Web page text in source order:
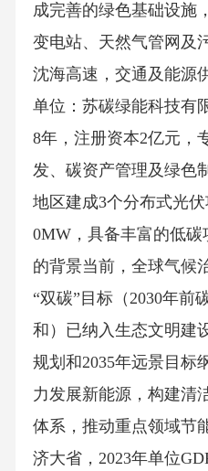
成完善的绿色基础设施
变电站、天然气管网及
沈海高速，交通及能源
单位：苏碳绿能科技有
8年，注册资本2亿元，
发、碳资产管理及绿色
地区建成3个分布式光
0MW，具备丰富的低
的背景当前，全球气候
“双碳”目标（2030年前
和）已纳入生态文明建
规划和2035年远景目标
力发展新能源，构建清
体系，推动重点领域节
济大省，2023年单位